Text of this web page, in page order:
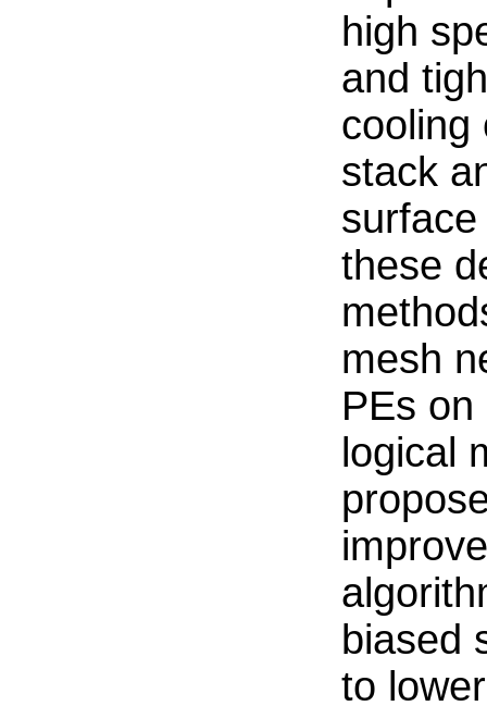
high
and
cooling
stack
these
mesh
PEs
logical
biased
to